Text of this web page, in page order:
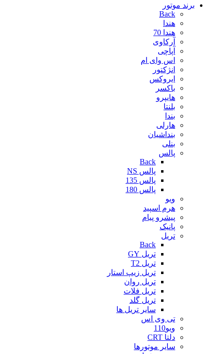
برند موتور
Back
هندا
هندا 70
آرکاوی
آپاچی
اس وای ام
انژکتور
ایروکس
باکسر
هایپرو
بلنتا
بندا
هارلی
بنداشیان
بنلی
پالس
Back
پالس NS
پالس 135
پالس 180
ویو
هرم اسپید
پیشرو پیام
پانیک
تریل
Back
تریل GY
تریل T2
تریل زیپ استار
تریل روان
تریل فلات
تریل گلد
سایر تریل ها
تی وی اس
ویو110
دلتا CRT
سایر موتورها